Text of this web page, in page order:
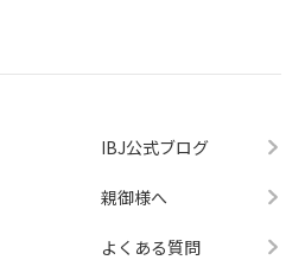
IBJ公式ブログ
親御様へ
よくある質問